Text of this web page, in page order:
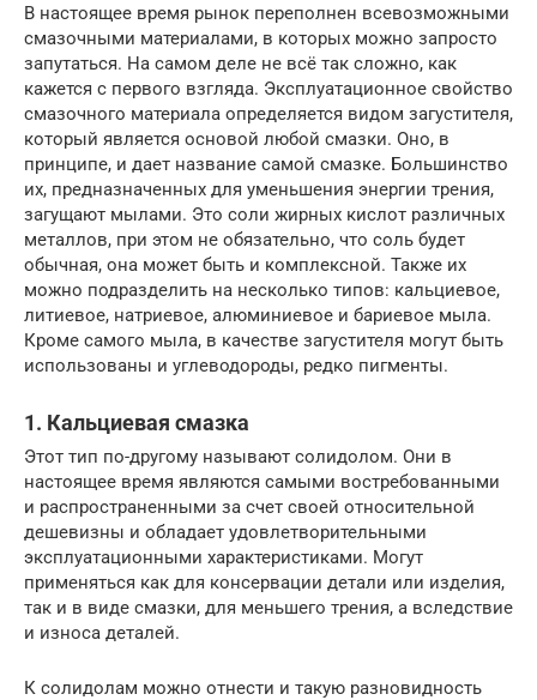
В настоящее время рынок переполнен всевозможными
смазочными материалами, в которых можно запросто
запутаться. На самом деле не всё так сложно, как
кажется с первого взгляда. Эксплуатационное свойство
смазочного материала определяется видом загустителя,
который является основой любой смазки. Оно, в
принципе, и дает название самой смазке. Большинство
их, предназначенных для уменьшения энергии трения,
загущают мылами. Это соли жирных кислот различных
металлов, при этом не обязательно, что соль будет
обычная, она может быть и комплексной. Также их
можно подразделить на несколько типов: кальциевое,
литиевое, натриевое, алюминиевое и бариевое мыла.
Кроме самого мыла, в качестве загустителя могут быть
использованы и углеводороды, редко пигменты.
1. Кальциевая смазка
Этот тип по-другому называют солидолом. Они в
настоящее время являются самыми востребованными
и распространенными за счет своей относительной
дешевизны и обладает удовлетворительными
эксплуатационными характеристиками. Могут
применяться как для консервации детали или изделия,
так и в виде смазки, для меньшего трения, а вследствие
и износа деталей.
К солидолам можно отнести и такую разновидность